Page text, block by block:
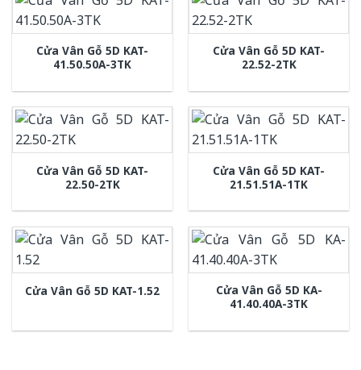
Cửa Vân Gỗ 5D KAT-
41.50.50A-3TK
Cửa Vân Gỗ 5D KAT-
22.52-2TK
Cửa Vân Gỗ 5D KAT-
22.50-2TK
Cửa Vân Gỗ 5D KAT-
21.51.51A-1TK
Cửa Vân Gỗ 5D KAT-1.52
Cửa Vân Gỗ 5D KA-
41.40.40A-3TK